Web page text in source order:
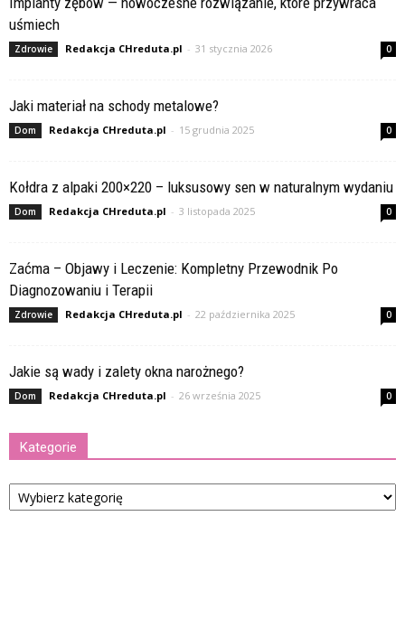
uśmiech
Zdrowie Redakcja CHreduta.pl - 31 stycznia 2026 0
Jaki materiał na schody metalowe?
Dom Redakcja CHreduta.pl - 15 grudnia 2025 0
Kołdra z alpaki 200×220 – luksusowy sen w naturalnym wydaniu
Dom Redakcja CHreduta.pl - 3 listopada 2025 0
Zaćma – Objawy i Leczenie: Kompletny Przewodnik Po
Diagnozowaniu i Terapii
Zdrowie Redakcja CHreduta.pl - 22 października 2025 0
Jakie są wady i zalety okna narożnego?
Dom Redakcja CHreduta.pl - 26 września 2025 0
Kategorie
Kategorie